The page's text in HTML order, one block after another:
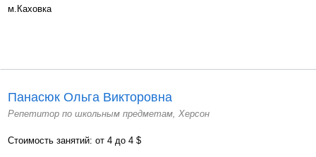
м.Каховка
Панасюк Ольга Викторовна
Репетитор по школьным предметам, Херсон
Стоимость занятий: от 4 до 4 $